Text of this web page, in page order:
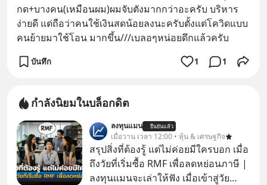
กด+บางคน(เหมือนผม)ผมจับตังมากกว่าอะครับ บริหาร
ง่ายดี แต่ถือว่าคนใช้เงินสดน้อยลงนะครับตั้งแต่โควิดแบบ
คนย้ายมาใช้โอน มากขึ้น///เบลอๆหน่อยดึกแล้วครับ
บันทึก 1 1
กำลังนิยมในบล็อกดิต
ลงทุนแมน ยืนยันแล้ว
เมื่อวาน เวลา 12:00 • หุ้น & เศรษฐกิจ
สรุปสิ่งที่ต้องรู้ แต่ไม่ค่อยมีใครบอก เมื่อ
ถึงวัยที่เริ่มซื้อ RMF เพื่อลดหย่อนภาษี |
ลงทุนแมนจะเล่าให้ฟัง เมื่อเข้าสู่วัย